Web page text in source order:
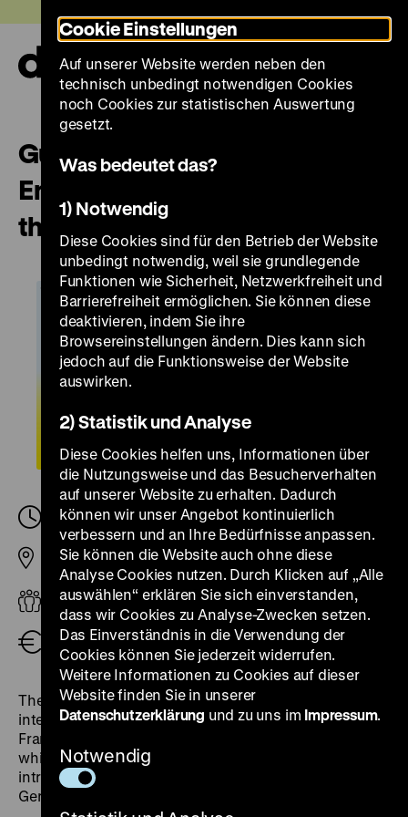
zum
Seiteninhalt
springen
Guided English Tour “What is
Enlightenment? Questions for
the Eighteenth Century”
Montag, 06. Januar 2025, 16.00-17.00 Uhr
Pei-Bau
Erwachsene
Öffentliche Führung (zzgl. Eintritt)3,00 €
The tour examines the Enlightenment from an
international perspective, discussing its impact in
France, Great Britain, the rest of Europe, and beyond,
while also providing international visitors with an
introduction to the main debates and actors of the
German Enlightenment.
Cookie Einstellungen
Auf unserer Website werden neben den
technisch unbedingt notwendigen Cookies
noch Cookies zur statistischen Auswertung
gesetzt.
Was bedeutet das?
1) Notwendig
Diese Cookies sind für den Betrieb der Website
unbedingt notwendig, weil sie grundlegende
Funktionen wie Sicherheit, Netzwerkfreiheit und
Barrierefreiheit ermöglichen. Sie können diese
deaktivieren, indem Sie ihre
Browsereinstellungen ändern. Dies kann sich
jedoch auf die Funktionsweise der Website
auswirken.
2) Statistik und Analyse
Diese Cookies helfen uns, Informationen über
die Nutzungsweise und das Besucherverhalten
auf unserer Website zu erhalten. Dadurch
können wir unser Angebot kontinuierlich
verbessern und an Ihre Bedürfnisse anpassen.
Sie können die Website auch ohne diese
Analyse Cookies nutzen. Durch Klicken auf „Alle
auswählen“ erklären Sie sich einverstanden,
dass wir Cookies zu Analyse-Zwecken setzen.
Das Einverständnis in die Verwendung der
Cookies können Sie jederzeit widerrufen.
Weitere Informationen zu Cookies auf dieser
Website finden Sie in unserer
Datenschutzerklärung und zu uns im Impressum.
Notwendig